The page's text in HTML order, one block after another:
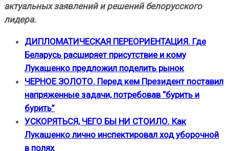
актуальных заявлений и решений белорусского
лидера.
ДИПЛОМАТИЧЕСКАЯ ПЕРЕОРИЕНТАЦИЯ. Где
Беларусь расширяет присутствие и кому
Лукашенко предложил поделить рынок
ЧЕРНОЕ ЗОЛОТО. Перед кем Президент поставил
напряженные задачи, потребовав “бурить и
бурить”
УСКОРЯТЬСЯ, ЧЕГО БЫ НИ СТОИЛО. Как
Лукашенко лично инспектировал ход уборочной
в полях